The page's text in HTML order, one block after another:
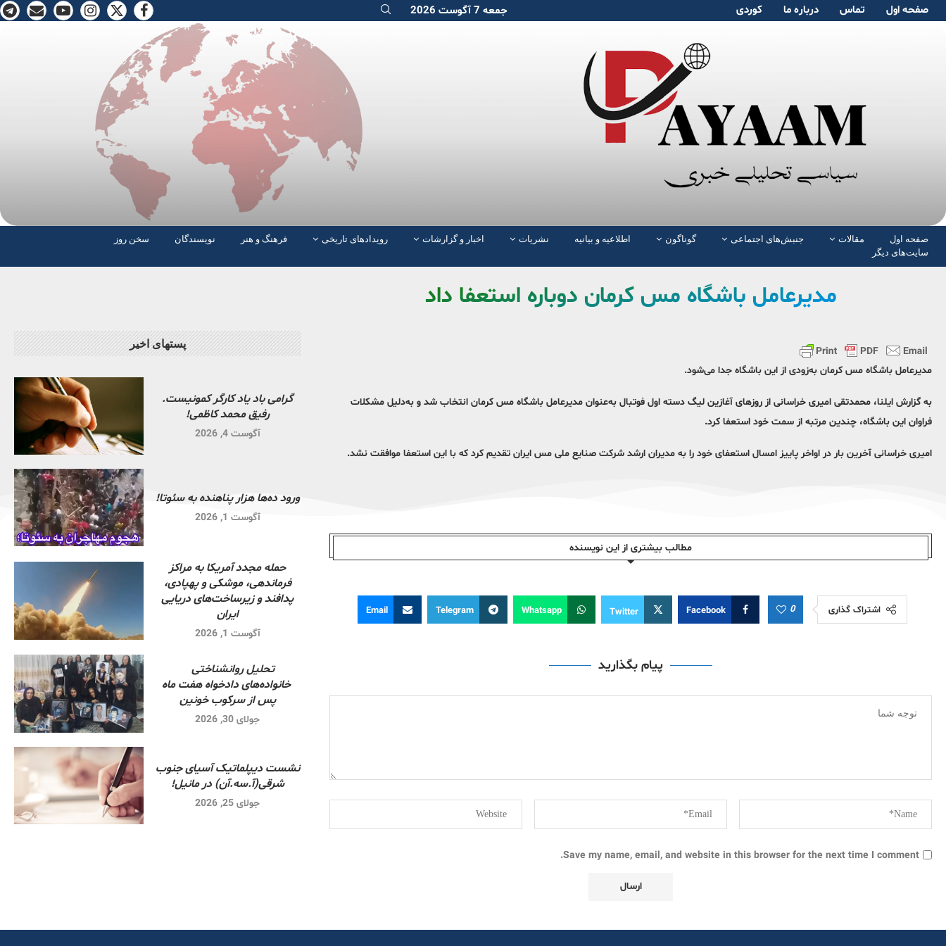
صفحە اول تماس دربارە ما کوردی جمعه 7 آگوست 2026
صفحە اول مقالات جنبش‌های اجتماعی گوناگون اطلاعیه و بیانیه نشریات اخبار و گزارشات رویدادهای تاریخی فرهنگ و هنر نویسندگان
سخن روز
سایت‌های دیگر
مدیرعامل باشگاه مس کرمان دوباره استعفا داد
مدیرعامل باشگاه مس کرمان به‌زودی از این باشگاه جدا می‌شود.
به گزارش ایلنا، محمدتقی امیری خراسانی از روزهای آغازین لیگ دسته اول فوتبال به‌عنوان مدیرعامل باشگاه مس کرمان انتخاب شد و به‌دلیل مشکلات
فراوان این باشگاه، چندین مرتبه از سمت خود استعفا کرد.
امیری خراسانی آخرین بار در اواخر پاییز امسال استعفای خود را به مدیران ارشد شرکت صنایع ملی مس ایران تقدیم کرد که با این استعفا موافقت نشد.
مطالب بیشتری از این نویسندە
اشتراک گذاری 0
Facebook
Twitter
Whatsapp
Telegram
Email
پیام بگذارید
Save my name, email, and website in this browser for the next time I comment.
پستهای اخیر
گرامی باد یاد کارگر کمونیست.
رفیق محمد کاظمی!
آگوست 4, 2026
ورود ده‌ها هزار پناهنده به سئوتا!
آگوست 1, 2026
حمله مجدد آمریکا به مراکز
فرماندهی، موشکی و پهپادی،
پدافند و زیرساخت‌های دریایی
ایران
آگوست 1, 2026
تحلیل روانشناختی
خانواده‌های دادخواه هفت ماه
پس از سرکوب خونین
جولای 30, 2026
نشست دیپلماتیک آسیای جنوب
شرقی‌(آ.سه.آن) در مانیل!
جولای 25, 2026